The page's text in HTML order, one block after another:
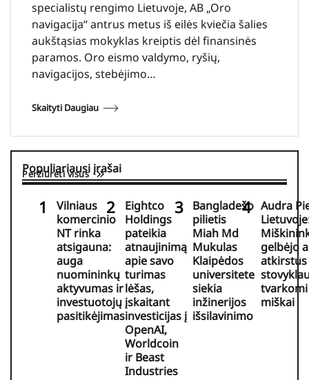
specialistų rengimo Lietuvoje, AB „Oro
navigacija“ antrus metus iš eilės kviečia šalies
aukštąsias mokyklas kreiptis dėl finansinės
paramos. Oro eismo valdymo, ryšių,
navigacijos, stebėjimo…
Skaityti Daugiau
Populiariausi įrašai
Peržiūrėti visus
Vilniaus
komercinio
NT rinka
atsigauna:
auga
nuomininkų
aktyvumas ir
investuotojų
pasitikėjimas
Eightco
Holdings
pateikia
atnaujinimą
apie savo
turimas
lėšas,
įskaitant
investicijas į
OpenAI,
Worldcoin
ir Beast
Industries
Bangladešo
pilietis
Miah Md
Mukulas
Klaipėdos
universitete
siekia
inžinerijos
išsilavinimo
Audra
gelbėjo
atkirstus
tvarkomi
miškai